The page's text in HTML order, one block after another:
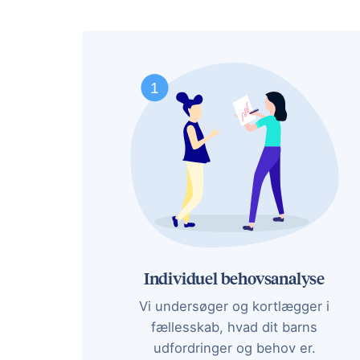
Individuel behovsanalyse
Vi undersøger og kortlægger i
fællesskab, hvad dit barns
udfordringer og behov er.